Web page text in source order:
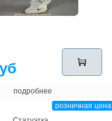
подробнее
розничная цена